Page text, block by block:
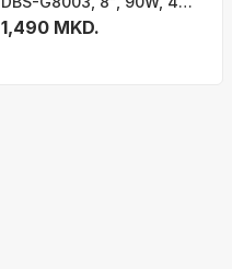
Ohm
1,490 MKD.